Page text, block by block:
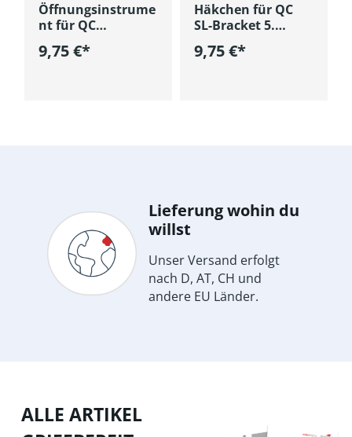
Öffnungsinstrume
nt für QC
selbstligierende
9,75 €*
Häkchen für QC
SL-Bracket 5.
Generation
9,75 €*
Lieferung wohin du
willst
Unser Versand erfolgt
nach D, AT, CH und
andere EU Länder.
ALLE ARTIKEL